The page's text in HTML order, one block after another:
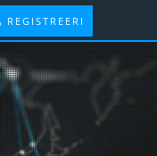
REGISTREERI